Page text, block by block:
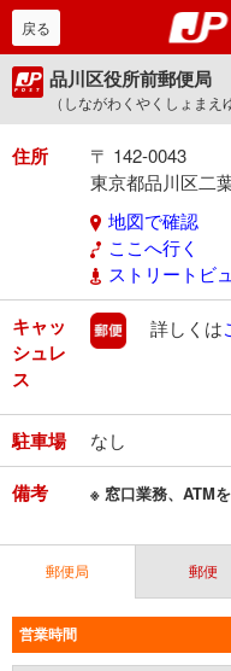
戻る
品川区役所前郵便局
（しながわくやくしょまえ
住所
〒 142-0043
東京都品川区二
地図で確認
ここへ行く
ストリートビ
キャッ
シュレ
ス
郵便
詳しくは
駐車場 なし
備考 ※ 窓口業務、ATM
郵便局 郵便
営業時間